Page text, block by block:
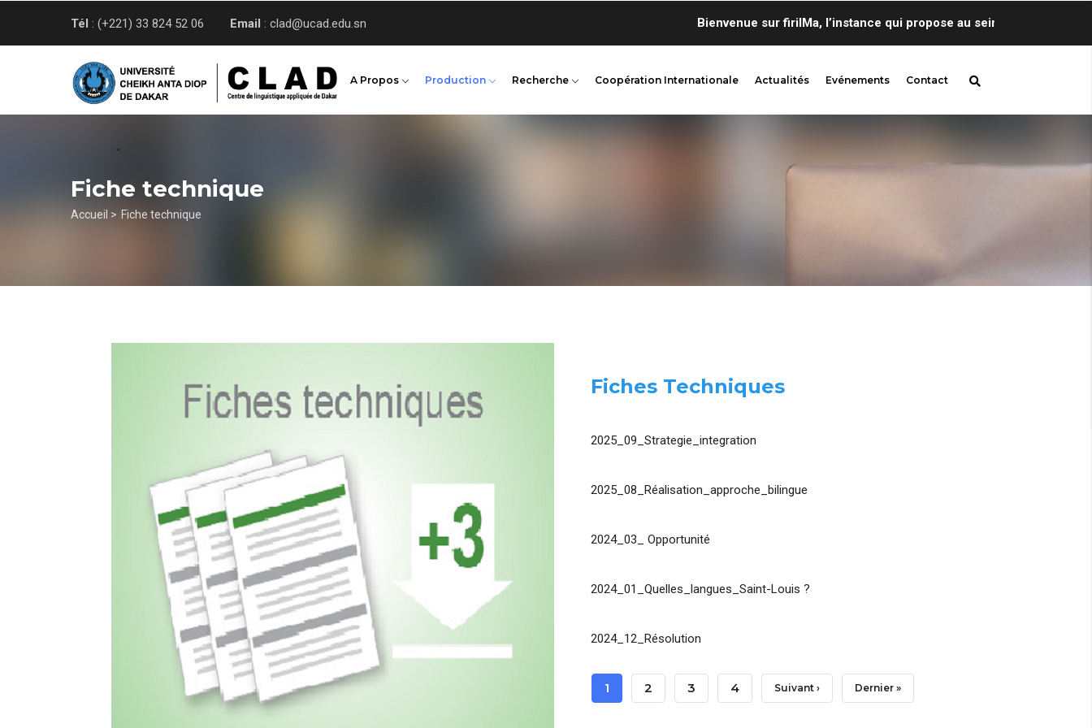
Tél : (+221) 33 824 52 06 Email : clad@ucad.edu.sn Bienvenue sur firilMa, l’instance qui propose au sein de Centre de
A Propos Production Recherche Coopération Internationale Actualités Evénements Contact
Fiche technique
Fil
Accueil > Fiche technique
Fiches Techniques
2025_09_Strategie_integration
2025_08_Réalisation_approche_bilingue
2024_03_ Opportunité
2024_01_Quelles_langues_Saint-Louis ?
2024_12_Résolution
Pagination
Page
1 Page
2 Page
3 Page
4 Page
Suivant › Dernière
Dernier »